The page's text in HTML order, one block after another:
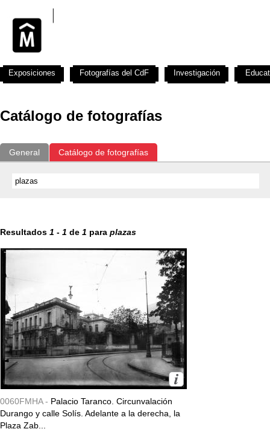
Catálogo de fotografías
General Catálogo de fotografías
Resultados 1 - 1 de 1 para plazas
0060FMHA - Palacio Taranco. Circunvalación
Durango y calle Solís. Adelante a la derecha, la
Plaza Zab...
Exposiciones Fotografías del CdF Investigación